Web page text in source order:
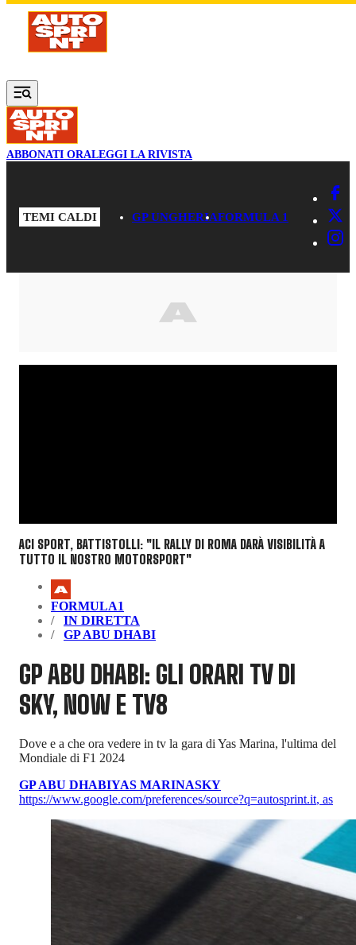
Vai al contenuto principale
ABBONATI ORALEGGI LA RIVISTA
TEMI CALDI GP UNGHERIAFORMULA 1
ACI SPORT, BATTISTOLLI: "IL RALLY DI ROMA DARÀ VISIBILITÀ A
TUTTO IL NOSTRO MOTORSPORT"
FORMULA1
IN DIRETTA
GP ABU DHABI
GP ABU DHABI: GLI ORARI TV DI
SKY, NOW E TV8
Dove e a che ora vedere in tv la gara di Yas Marina, l'ultima del
Mondiale di F1 2024
GP ABU DHABIYAS MARINASKY
https://www.google.com/preferences/source?q=autosprint.it, as